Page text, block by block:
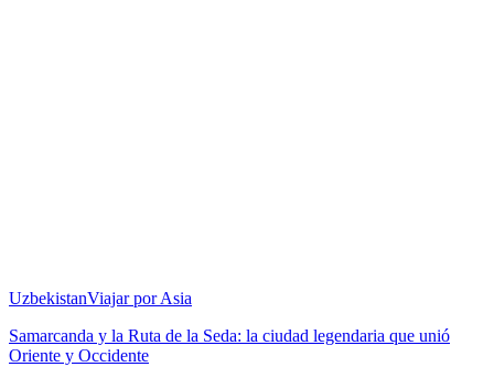
UzbekistanViajar por Asia
Samarcanda y la Ruta de la Seda: la ciudad legendaria que unió
Oriente y Occidente